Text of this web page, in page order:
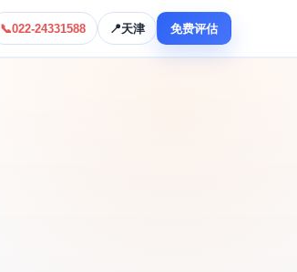
📞022-24331588 📍天津 免费评估